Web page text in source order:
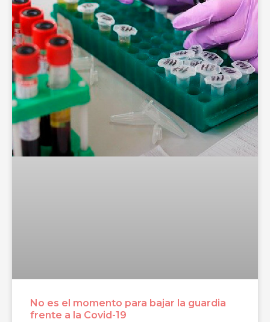
No es el momento para bajar la guardia
frente a la Covid-19